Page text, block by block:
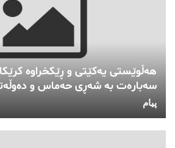
هەڵوێستی یەکێتی و ڕێکخراوە
سەبارەت بە شەڕی حەماس و
پیام